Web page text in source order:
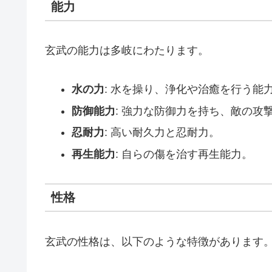
能力
玄武の能力は多岐にわたります。
水の力: 水を操り、浄化や治癒を行う能力
防御能力: 強力な防御力を持ち、敵の攻
忍耐力: 高い耐久力と忍耐力。
再生能力: 自らの傷を治す再生能力。
性格
玄武の性格は、以下のような特徴があります。